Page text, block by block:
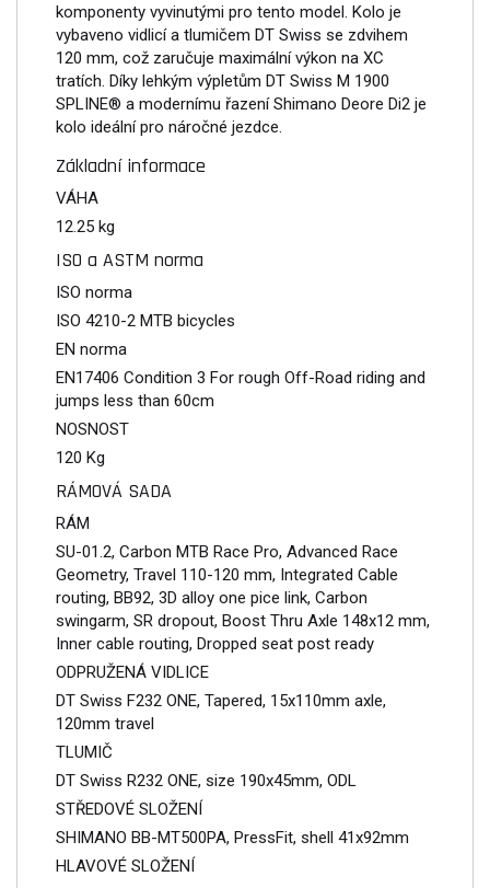
komponenty vyvinutými pro tento model. Kolo je
vybaveno vidlicí a tlumičem DT Swiss se zdvihem
120 mm, což zaručuje maximální výkon na XC
tratích. Díky lehkým výpletům DT Swiss M 1900
SPLINE® a modernímu řazení Shimano Deore Di2 je
kolo ideální pro náročné jezdce.
Základní informace
VÁHA
12.25 kg
ISO a ASTM norma
ISO norma
ISO 4210-2 MTB bicycles
EN norma
EN17406 Condition 3 For rough Off-Road riding and
jumps less than 60cm
NOSNOST
120 Kg
RÁMOVÁ SADA
RÁM
SU-01.2, Carbon MTB Race Pro, Advanced Race
Geometry, Travel 110-120 mm, Integrated Cable
routing, BB92, 3D alloy one pice link, Carbon
swingarm, SR dropout, Boost Thru Axle 148x12 mm,
Inner cable routing, Dropped seat post ready
ODPRUŽENÁ VIDLICE
DT Swiss F232 ONE, Tapered, 15x110mm axle,
120mm travel
TLUMIČ
DT Swiss R232 ONE, size 190x45mm, ODL
STŘEDOVÉ SLOŽENÍ
SHIMANO BB-MT500PA, PressFit, shell 41x92mm
HLAVOVÉ SLOŽENÍ